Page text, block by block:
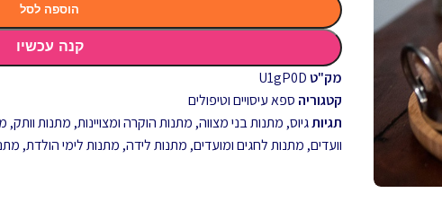
הוספה לסל
קנה עכשיו
מק"טU1gP0D
קטגוריה ספא עיסויים וטיפולים
תגיותגיוס, מתנות בני מצווה, מתנות הוקרה ומצויינות, מתנות וותק,
וועדים, מתנות לחגים ומועדים, מתנות לידה, מתנות לימי הולדת,